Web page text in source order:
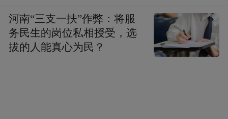
（新黄河）
河南“三支一扶”作弊：将服
务民生的岗位私相授受，选
拔的人能真心为民？